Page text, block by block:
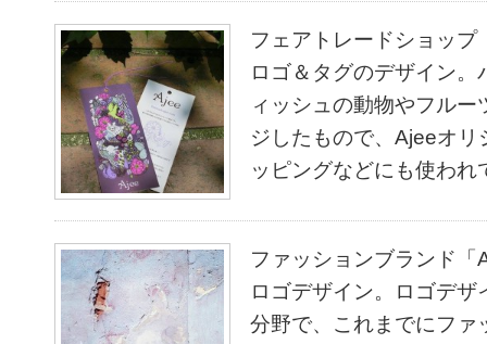
フェアトレードショップ
ロゴ＆タグのデザイン。
ィッシュの動物やフルー
ジしたもので、Ajeeオリ
ッピングなどにも使われ
ファッションブランド「
ロゴデザイン。ロゴデザ
分野で、これまでにファ